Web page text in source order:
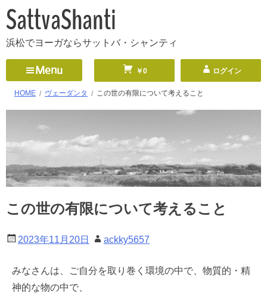
SattvaShanti
浜松でヨーガならサットバ・シャンティ
Menu ￥0 ログイン
HOME ヴェーダンタ この世の有限について考えること
この世の有限について考えること
2023年11月20日 ackky5657
みなさんは、ご自分を取り巻く環境の中で、物質的・精
神的な物の中で、